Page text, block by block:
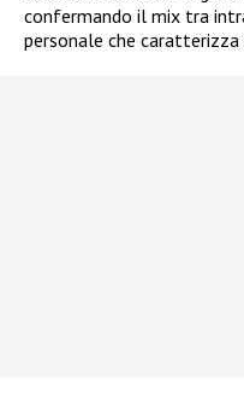
confermando il mix tra
personale che caratterizza